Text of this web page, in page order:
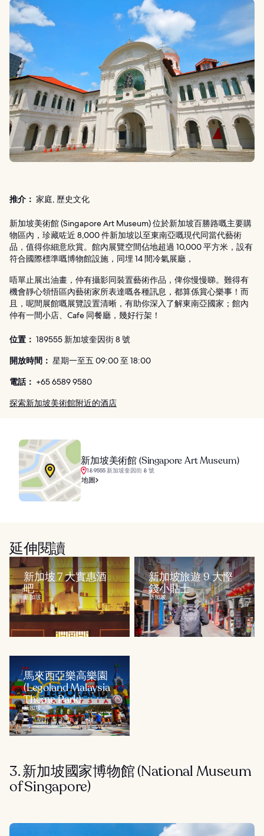
推介： 家庭, 歷史文化
新加坡美術館 (Singapore Art Museum) 位於新加坡百勝路嘅主要購
物區內，珍藏咗近 8,000 件新加坡以至東南亞嘅現代同當代藝術
品，值得你細意欣賞。館內展覽空間佔地超過 10,000 平方米，設有
符合國際標準嘅博物館設施，同埋 14 間冷氣展廳，
唔單止展出油畫，仲有攝影同裝置藝術作品，俾你慢慢睇。難得有
機會靜心領悟區內藝術家所表達嘅各種訊息，都算係賞心樂事！而
且，呢間展館嘅展覽設置清晰，有助你深入了解東南亞國家；館內
仲有一間小店、Cafe 同餐廳，幾好行架！
位置： 189555 新加坡奎因街 8 號
開放時間： 星期一至五 09:00 至 18:00
電話： +65 6589 9580
探索新加坡美術館附近的酒店
新加坡美術館 (Singapore Art Museum)
189555 新加坡奎因街 8 號
地圖
延伸閱讀
新加坡 7 大實惠酒
吧
新加坡
新加坡旅遊 9 大慳
錢小貼士
新加坡
馬來西亞樂高樂園
(Legoland Malaysia
Theme Park)
新加坡
3. 新加坡國家博物館 (National Museum
of Singapore)